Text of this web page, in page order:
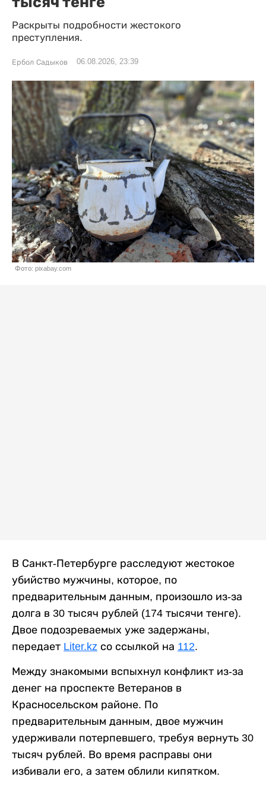
Раскрыты подробности жестокого
преступления.
Ербол Садыков 06.08.2026, 23:39
Фото: pixabay.com
В Санкт-Петербурге расследуют жестокое
убийство мужчины, которое, по
предварительным данным, произошло из-за
долга в 30 тысяч рублей (174 тысячи тенге).
Двое подозреваемых уже задержаны,
передает Liter.kz со ссылкой на 112.
Между знакомыми вспыхнул конфликт из-за
денег на проспекте Ветеранов в
Красносельском районе. По
предварительным данным, двое мужчин
удерживали потерпевшего, требуя вернуть 30
тысяч рублей. Во время расправы они
избивали его, а затем облили кипятком.